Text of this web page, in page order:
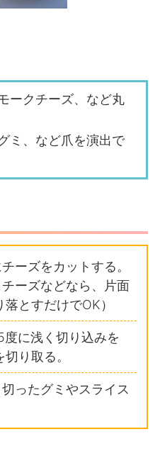
ークチーズ、など丸
ミ、など爪を演出で
ーズをカットする。
チーズなどなら、片面
落とすだけでOK）
に浅く切り込みを
り取る。
ったグミやスライス